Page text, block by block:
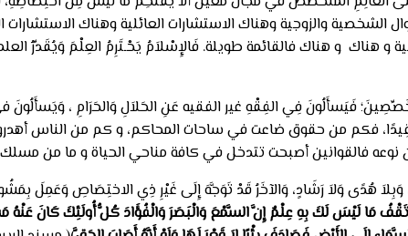
الشخصية والزوجية وهناك الاستشارات العائلية وهناك
و هناك و هناك فالقائمة طويلة. فَالإِسْلاَمُ يَحْـتَرِمُ العِلْمَ وَيُقَدِّرُ
فَيَسأَلُونَ فِي الفِقْهِ غير الفقيه عَنِ الحَلاَلِ وَالحَرَامِ ،
تَعْـقِيدًا، فكم من حقوق ضاعت في ساحات المحاكم، و كم من الناس
فالقوانين أصبحت تتدخل في كافة مناحي الحياة و ما من مسلك
وَبِلاَ هُدًى وَلاَ رَشَادٍ، وَالآخَرُ قَدْ تَوَجَّهَ إِلَى غَيْرِ ذِي الاختِصَاصِ وَعَمِلَ
مَا لَيْسَ لَكَ بِهِ عِلْمٌ إِنَّ السَّمْعَ وَالْبَصَرَ وَالْفُؤَادَ كُلُّ أُولَئِكَ كَانَ عَنْهُ